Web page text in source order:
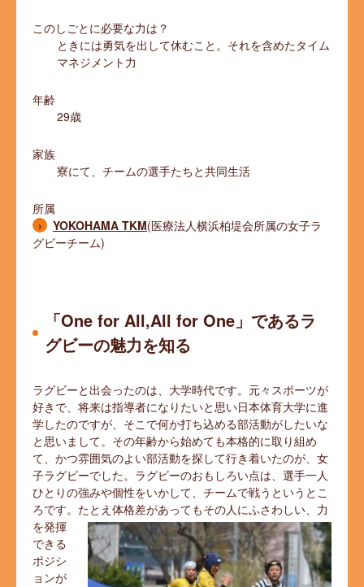
このしごとに必要な力は？
ときには勇気を出して休むこと。それを含めたタイム
マネジメント力
年齢
29歳
家族
寮にて、チームの選手たちと共同生活
所属
YOKOHAMA TKM(医療法人横浜柏堤会所属の女子ラ
グビーチーム)
「One for All,All for One」であるラ
グビーの魅力を知る
ラグビーと出会ったのは、大学時代です。元々スポーツが
好きで、将来は指導者になりたいと思い日本体育大学に進
学したのですが、そこで何か打ち込める部活動がしたいな
と思いまして。その年齢から始めても本格的に取り組め
て、かつ雰囲気のよい部活動を探して行き着いたのが、女
子ラグビーでした。ラグビーのおもしろい点は、選手一人
ひとりの強みや個性をいかして、チームで戦うというとこ
ろです。たとえ体格差があってもその人にふさわしい、力
を発揮
できる
ポジシ
ョンが